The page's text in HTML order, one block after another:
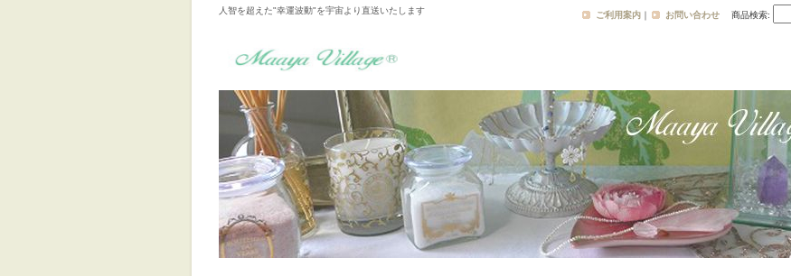
人智を超えた"幸運波動"を宇宙より直送いたします ご利用案内 ｜ お問い合わせ 商品検索: